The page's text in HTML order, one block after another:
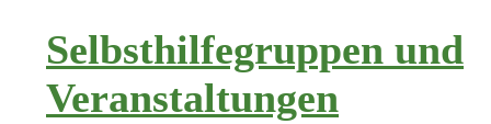
Selbsthilfegruppen und
Veranstaltungen